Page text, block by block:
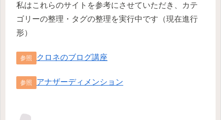
私はこれらのサイトを参考にさせていただき、カテ
ゴリーの整理・タグの整理を実行中です（現在進行
形）
参照 クロネのブログ講座
参照 アナザーディメンション